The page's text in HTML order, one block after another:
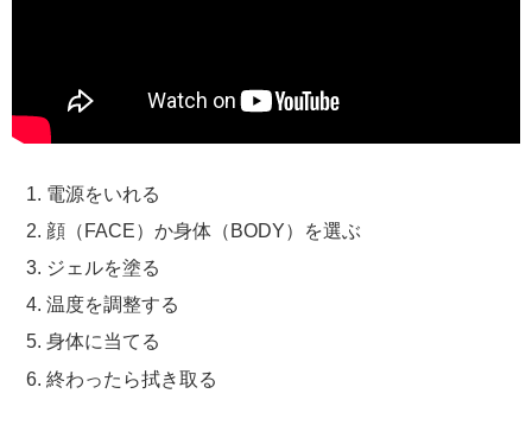
電源をいれる
顔（FACE）か身体（BODY）を選ぶ
ジェルを塗る
温度を調整する
身体に当てる
終わったら拭き取る